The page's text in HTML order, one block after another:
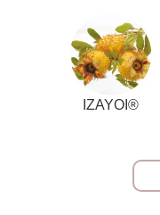
IZAYOI®